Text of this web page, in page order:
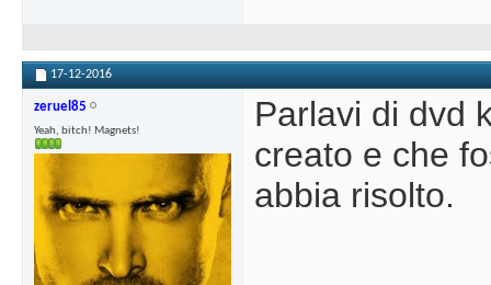
17-12-2016
zeruel85
Yeah, bitch! Magnets!
Parlavi di dvd
creato e che
abbia risolto.